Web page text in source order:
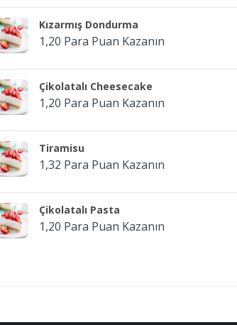
Kızarmış Dondurma
1,20 Para Puan Kazanın
Çikolatalı Cheesecake
1,20 Para Puan Kazanın
Tiramisu
1,32 Para Puan Kazanın
Çikolatalı Pasta
1,20 Para Puan Kazanın